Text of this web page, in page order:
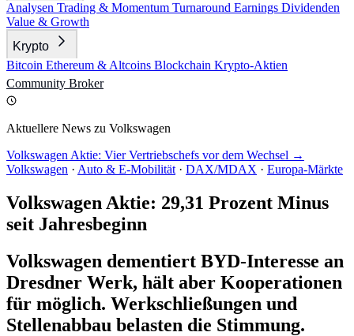
Analysen Trading & Momentum Turnaround Earnings Dividenden
Value & Growth
Krypto
Bitcoin Ethereum & Altcoins Blockchain Krypto-Aktien
Community Broker
Aktuellere News zu Volkswagen
Volkswagen Aktie: Vier Vertriebschefs vor dem Wechsel →
Volkswagen · Auto & E-Mobilität · DAX/MDAX · Europa-Märkte
Volkswagen Aktie: 29,31 Prozent Minus
seit Jahresbeginn
Volkswagen dementiert BYD-Interesse an
Dresdner Werk, hält aber Kooperationen
für möglich. Werkschließungen und
Stellenabbau belasten die Stimmung.